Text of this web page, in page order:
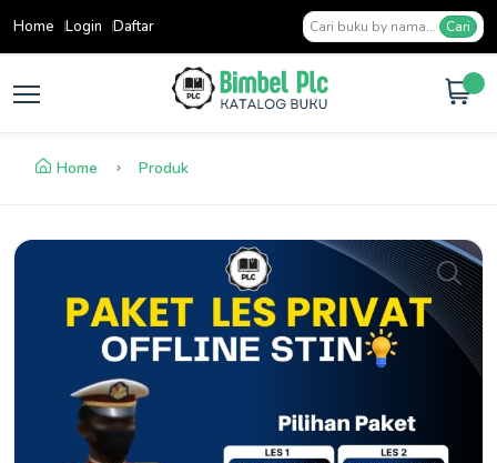
Home Login Daftar Cari
Home Produk